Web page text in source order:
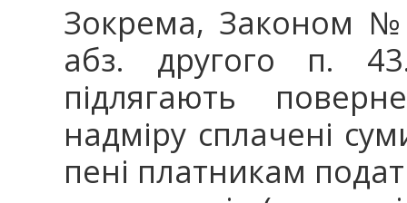
Зокрема, Законом №
абз. другого п.
підлягають
надміру сплачені
пені платникам